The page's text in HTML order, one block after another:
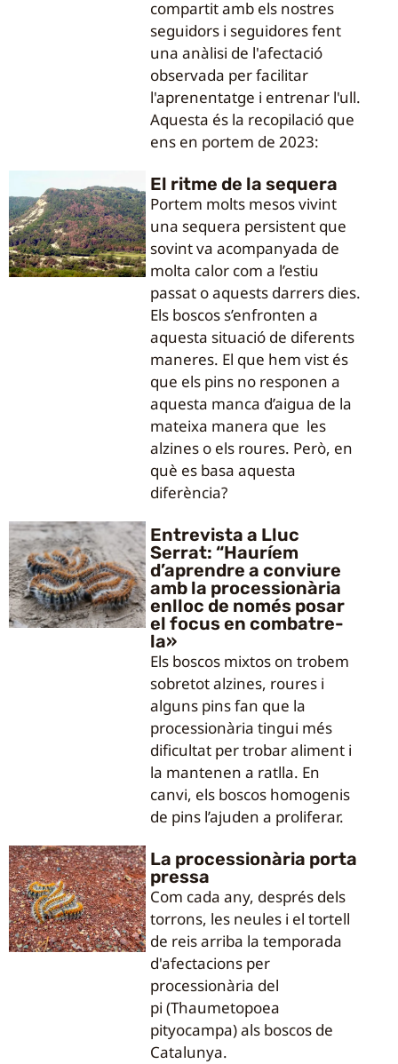
compartit amb els nostres
seguidors i seguidores fent
una anàlisi de l'afectació
observada per facilitar
l'aprenentatge i entrenar l'ull.
Aquesta és la recopilació que
ens en portem de 2023:
El ritme de la sequera
Portem molts mesos vivint
una sequera persistent que
sovint va acompanyada de
molta calor com a l’estiu
passat o aquests darrers dies.
Els boscos s’enfronten a
aquesta situació de diferents
maneres. El que hem vist és
que els pins no responen a
aquesta manca d’aigua de la
mateixa manera que les
alzines o els roures. Però, en
què es basa aquesta
diferència?
Entrevista a Lluc
Serrat: “Hauríem
d’aprendre a conviure
amb la processionària
enlloc de només posar
el focus en combatre-
la»
Els boscos mixtos on trobem
sobretot alzines, roures i
alguns pins fan que la
processionària tingui més
dificultat per trobar aliment i
la mantenen a ratlla. En
canvi, els boscos homogenis
de pins l’ajuden a proliferar.
La processionària porta
pressa
Com cada any, després dels
torrons, les neules i el tortell
de reis arriba la temporada
d'afectacions per
processionària del
pi (Thaumetopoea
pityocampa) als boscos de
Catalunya.